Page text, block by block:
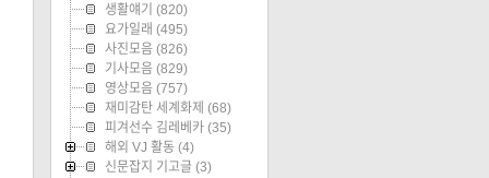
생활얘기 (820)
요가일래 (495)
사진모음 (826)
기사모음 (829)
영상모음 (757)
재미감탄 세계화제 (68)
피겨선수 김레베카 (35)
해외 VJ 활동 (4)
신문잡지 기고글 (3)